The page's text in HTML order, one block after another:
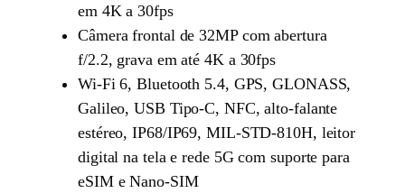
em 4K a 30fps
Câmera frontal de 32MP com abertura
f/2.2, grava em até 4K a 30fps
Wi-Fi 6, Bluetooth 5.4, GPS, GLONASS,
Galileo, USB Tipo-C, NFC, alto-falante
estéreo, IP68/IP69, MIL-STD-810H, leitor
digital na tela e rede 5G com suporte para
eSIM e Nano-SIM